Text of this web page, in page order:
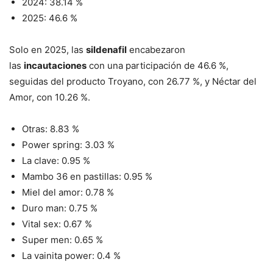
2025: 46.6 %
Solo en 2025, las sildenafil encabezaron
las incautaciones con una participación de 46.6 %,
seguidas del producto Troyano, con 26.77 %, y Néctar del
Amor, con 10.26 %.
Otras: 8.83 %
Power spring: 3.03 %
La clave: 0.95 %
Mambo 36 en pastillas: 0.95 %
Miel del amor: 0.78 %
Duro man: 0.75 %
Vital sex: 0.67 %
Super men: 0.65 %
La vainita power: 0.4 %